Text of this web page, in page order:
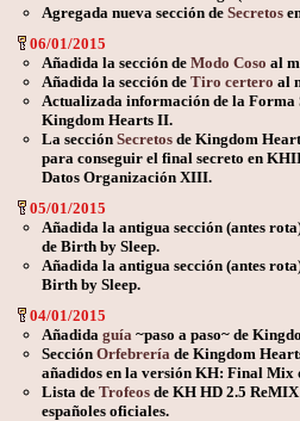
Agregada nueva sección deSecretos
06/01/2015
Añadida la sección deModo Coso al
Añadida la sección deTiro certero al
Actualizada información de la Forma
Kingdom Hearts II.
La secciónSecretos de Kingdom
para conseguir el final secreto en
Datos Organización XIII.
05/01/2015
Añadida la antigua sección (antes
de Birth by Sleep.
Añadida la antigua sección (antes
Birth by Sleep.
04/01/2015
Añadidaguía ~paso a paso~ de
SecciónOrfebrería de Kingdom
añadidos en la versión KH: Final Mix
Lista deTrofeos de KH HD 2.5
españoles oficiales.